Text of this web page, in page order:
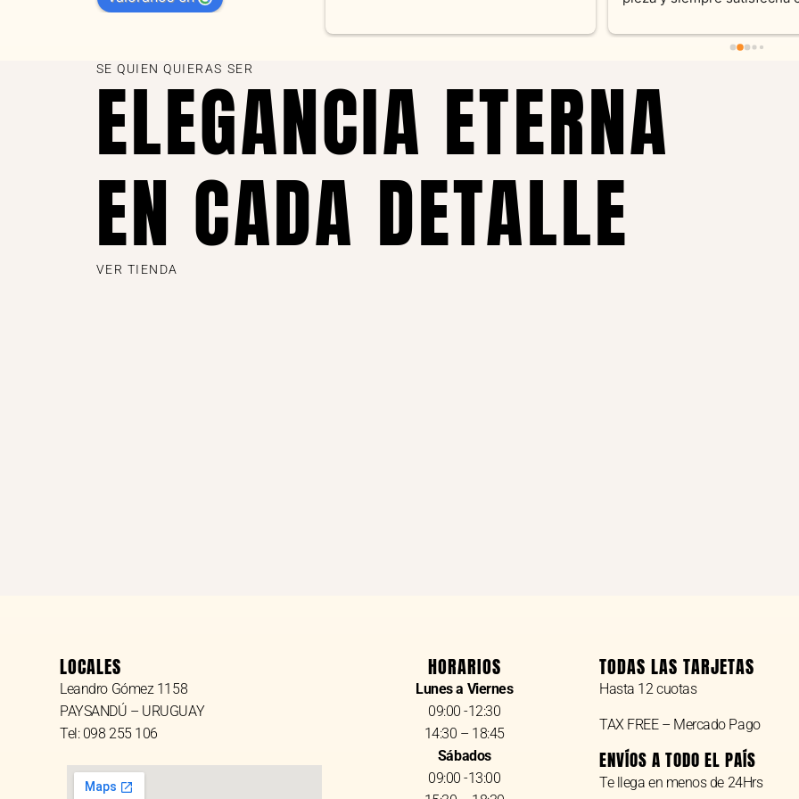
recomendable
SE QUIEN QUIERAS SER
ELEGANCIA ETERNA
EN CADA DETALLE
VER TIENDA
LOCALES
Leandro Gómez 1158
PAYSANDÚ – URUGUAY
Tel: 098 255 106
HORARIOS
Lunes a Viernes
09:00 -12:30
14:30 – 18:45
Sábados
09:00 -13:00
TODAS LAS TARJETAS
Hasta 12 cuotas
TAX FREE – Mercado Pago
ENVÍOS A TODO EL PAÍS
Te llega en menos de 24Hrs